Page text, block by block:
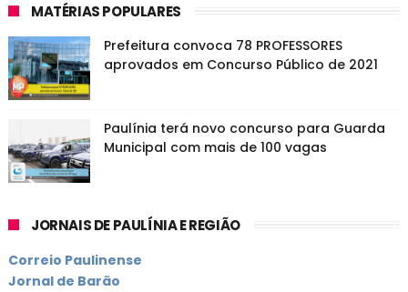
MATÉRIAS POPULARES
Prefeitura convoca 78 PROFESSORES
aprovados em Concurso Público de 2021
Paulínia terá novo concurso para Guarda
Municipal com mais de 100 vagas
JORNAIS DE PAULÍNIA E REGIÃO
Correio Paulinense
Jornal de Barão